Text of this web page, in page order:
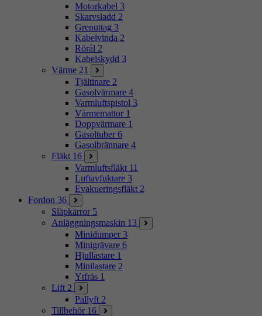
Motorkabel 3
Skarvsladd 2
Grenuttag 3
Kabelvinda 2
Rörål 2
Kabelskydd 3
Värme 21
Tjältinare 2
Gasolvärmare 4
Varmluftspistol 3
Värmemattor 1
Doppvärmare 1
Gasoltuber 6
Gasolbrännare 4
Fläkt 16
Varmluftsfläkt 11
Luftavfuktare 3
Evakueringsfläkt 2
Fordon 36
Släpkärror 5
Anläggningsmaskin 13
Minidumper 3
Minigrävare 6
Hjullastare 1
Minilastare 2
Ytfräs 1
Lift 2
Pallyft 2
Tillbehör 16